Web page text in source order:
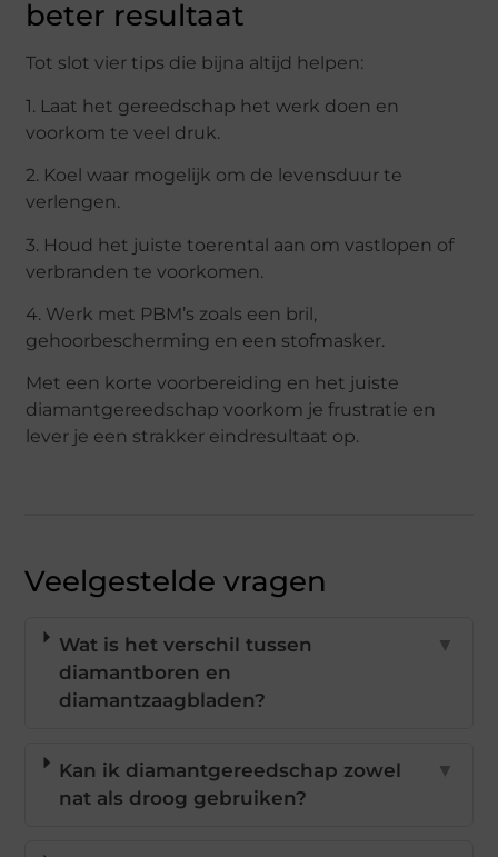
beter resultaat
Tot slot vier tips die bijna altijd helpen:
1. Laat het gereedschap het werk doen en
voorkom te veel druk.
2. Koel waar mogelijk om de levensduur te
verlengen.
3. Houd het juiste toerental aan om vastlopen of
verbranden te voorkomen.
4. Werk met PBM’s zoals een bril,
gehoorbescherming en een stofmasker.
Met een korte voorbereiding en het juiste
diamantgereedschap voorkom je frustratie en
lever je een strakker eindresultaat op.
Veelgestelde vragen
Wat is het verschil tussen
diamantboren en
diamantzaagbladen?
▼
Kan ik diamantgereedschap zowel
nat als droog gebruiken?
▼